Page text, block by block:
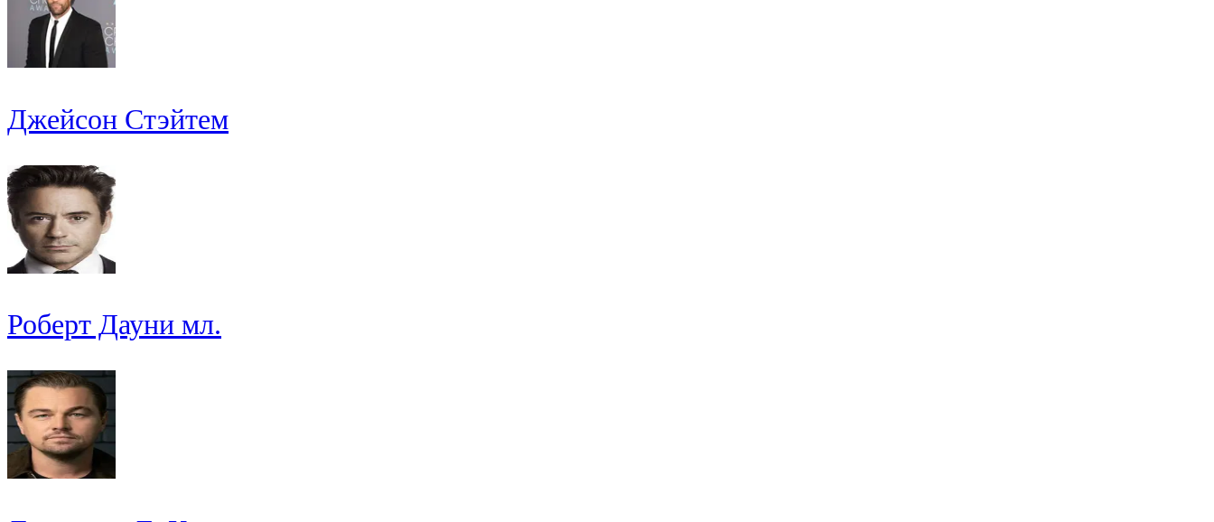
Джейсон Стэйтем
Роберт Дауни мл.